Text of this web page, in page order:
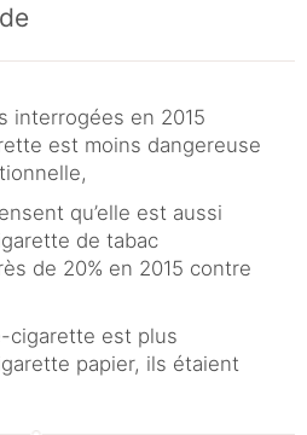
interrogées en 2015
est moins dangereuse
qu’elle est aussi
de tabac
de 20% en 2015 contre
cigarette est plus
papier, ils étaient